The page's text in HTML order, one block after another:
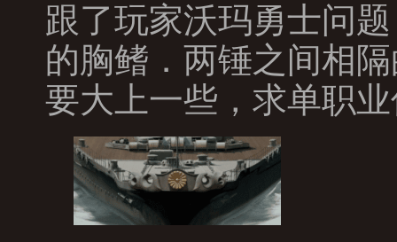
跟了玩家沃玛勇士问
的胸鳍．两锤之间相
要大上一些，求单职